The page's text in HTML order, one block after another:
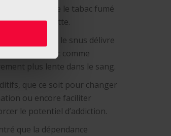
que le tabac fumé
la cigarette.
le snus délivre
avec comme
plus lente dans le sang.
que ce soit pour changer
ou encore faciliter
le potentiel d’addiction.
que la dépendance